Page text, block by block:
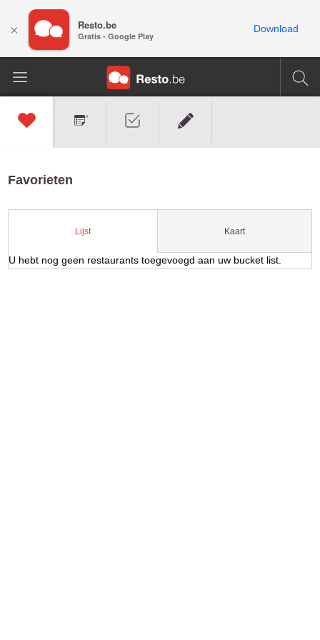
Favorieten
Lijst Kaart
U hebt nog geen restaurants toegevoegd aan uw bucket list.
× Resto.be
Gratis - Google Play
Download